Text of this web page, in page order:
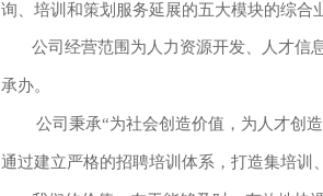
询、培训和策划服务延展的五大模块的综
承办。
通过建立严格的招聘培训体系，打造集培